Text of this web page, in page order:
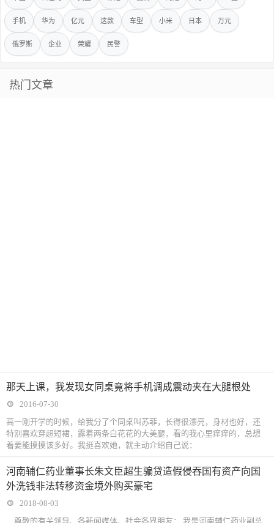
手机 华为 亿元 这款 车型 小米 日本 万元
俄罗斯 企业 荣耀 民警
热门文章
那天上课，我发现女同桌竟将手机调成震动夹在大腿根处
2016-07-30
高一刚开学的时候，给我分了个同桌叫苏菲，长得很漂亮，身材也好，还
特别喜欢穿超短裙，露着两条白花花的大美腿，看的我心里痒痒的，总想
着要能摸摸该多好。我挺喜欢她，就主动介绍自己说：
河南辅仁药业董事长朱文臣超生骗贷造假侵吞国有资产向国
外洗钱非法转移资金境外购买豪宅
2018-08-03
尊敬的有关领导、各新闻媒体、社会各界朋友： 我是河南辅仁药业副总